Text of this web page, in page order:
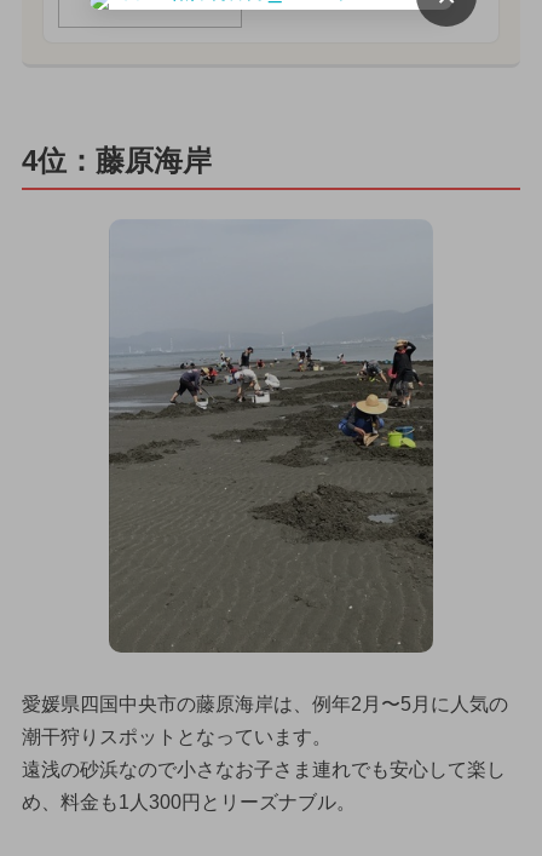
4位：藤原海岸
愛媛県四国中央市の藤原海岸は、例年2月〜5月に人気の
潮干狩りスポットとなっています。
遠浅の砂浜なので小さなお子さま連れでも安心して楽し
め、料金も1人300円とリーズナブル。